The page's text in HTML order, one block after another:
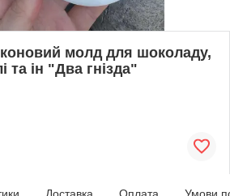
молд для шоколаду,
та ін "Два гнізда"
Доставка Оплата Умови